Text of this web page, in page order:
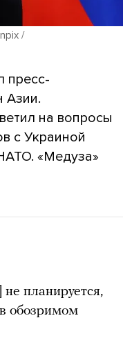
/
пресс-
Азии.
на вопросы
с Украиной
«Медуза»
] не планируется,
обозримом